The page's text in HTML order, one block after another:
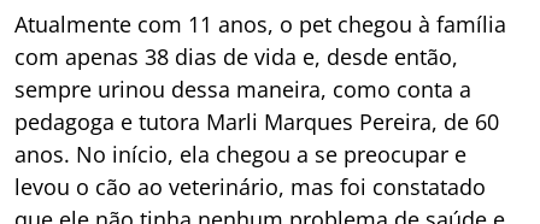
Atualmente com 11 anos, o pet chegou à família
com apenas 38 dias de vida e, desde então,
sempre urinou dessa maneira, como conta a
pedagoga e tutora Marli Marques Pereira, de 60
anos. No início, ela chegou a se preocupar e
levou o cão ao veterinário, mas foi constatado